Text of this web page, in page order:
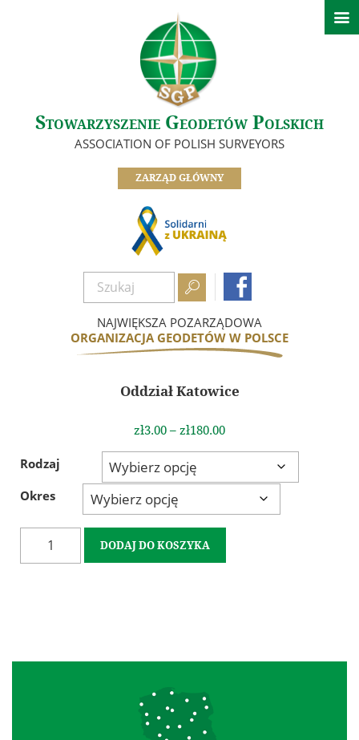
Stowarzyszenie Geodetów Polskich
ASSOCIATION OF POLISH SURVEYORS
ZARZĄD GŁÓWNY
 
NAJWIĘKSZA POZARZĄDOWA
ORGANIZACJA GEODETÓW W POLSCE

Aktualności
Informacje Zarządu Głównego
Informacje z oddziałów SGP
Ważne informacje
O nas
Zarząd
Informacje z komisji, sekcji i klubów
Odznaczeni Członkowie
Historia SGP
Dokumenty
Zostań członkiem
Nasze referencje
Geodezyjna Osnowa Pamięci
Szkolenia i Konferencje
Kalendarz wydarzeń
Szkolenia
Konferencja GSW 2027
Archiwum
Archiwalne szkolenia
Jubileusz 100-lecia Stowarzyszenia Geodetów Polskich
Oddział Katowice
zł3.00 – zł180.00
Rodzaj
Okres
DODAJ DO KOSZYKA